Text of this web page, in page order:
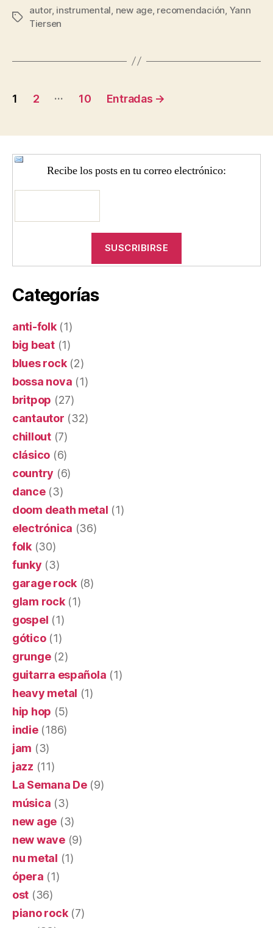
Etiquetas
autor, instrumental new age, recomendación Yann
Tiersen
Navegación
entradas
1 2 … 10 Entradas →
Recibe los posts en tu correo electrónico:
Categorías
anti-folk(1)
big beat(1)
blues rock(2)
bossa nova (1)
britpop (27)
cantautor (32)
chillout(7)
clásico (6)
country (6)
dance(3)
doom death metal (1)
electrónica (36)
folk(30)
funky (3)
garage rock (8)
glam rock(1)
gospel (1)
gótico(1)
grunge(2)
guitarra española (1)
heavy metal (1)
hip hop (5)
indie(186)
jam (3)
jazz (11)
La Semana De(9)
música (3)
new age (3)
new wave(9)
nu metal (1)
ópera (1)
ost (36)
piano rock(7)